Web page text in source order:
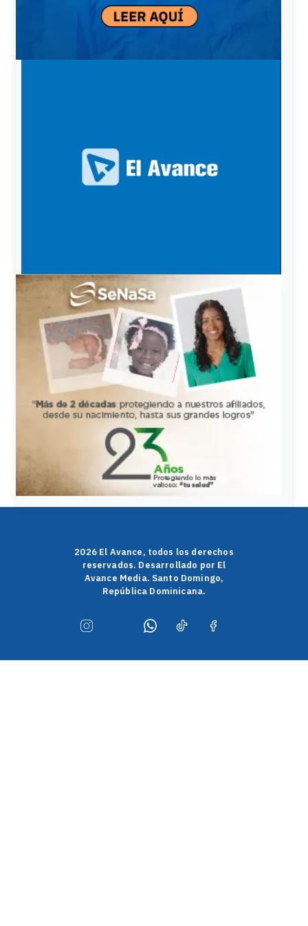
2026 El Avance, todos los derechos
reservados. Desarrollado por El
Avance Media. Santo Domingo,
República Dominicana.